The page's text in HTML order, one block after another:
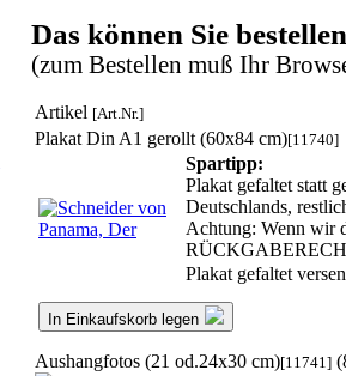
Das können Sie
(zum Bestellen muß Ihr
Artikel [Art.Nr.]
Plakat Din A1 gerollt (60x84 cm)[11740]
Spartipp:
Plakat gefaltet statt
Deutschlands,
Achtung: Wenn wir
Plakat gefaltet
In Einkaufskorb legen
Aushangfotos (21 od.24x30 cm)[11741]